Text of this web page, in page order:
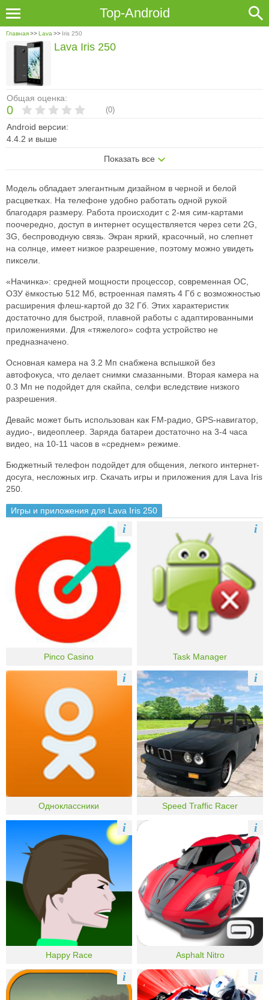
Top-Android
Главная>>Lava >> Iris 250
Общая оценка:
0 (0)
Android версии:
4.4.2 и выше
Показать все
Lava Iris 250
Модель обладает элегантным дизайном в черной и белой
расцветках. На телефоне удобно работать одной рукой
благодаря размеру. Работа происходит с 2-мя сим-картами
поочередно, доступ в интернет осуществляется через сети 2G,
3G, беспроводную связь. Экран яркий, красочный, но слепнет
на солнце, имеет низкое разрешение, поэтому можно увидеть
пиксели.
«Начинка»: средней мощности процессор, современная ОС,
ОЗУ ёмкостью 512 Мб, встроенная память 4 Гб с возможностью
расширения флеш-картой до 32 Гб. Этих характеристик
достаточно для быстрой, плавной работы с адаптированными
приложениями. Для «тяжелого» софта устройство не
предназначено.
Основная камера на 3.2 Мп снабжена вспышкой без
автофокуса, что делает снимки смазанными. Вторая камера на
0.3 Мп не подойдет для скайпа, селфи вследствие низкого
разрешения.
Девайс может быть использован как FM-радио, GPS-навигатор,
аудио-, видеоплеер. Заряда батареи достаточно на 3-4 часа
видео, на 10-11 часов в «среднем» режиме.
Бюджетный телефон подойдет для общения, легкого интернет-
досуга, несложных игр. Скачать игры и приложения для Lava Iris
250.
Игры и приложения для Lava Iris 250
Pinco Casino
i
Task Manager
i
Одноклассники
i
Speed Traffic Racer
i
Happy Race
i
Asphalt Nitro
i
i i